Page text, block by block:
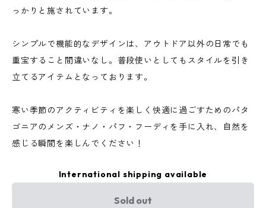
っかりと施されています。
シンプルで機能的なデザインは、アウトドア以外の日常でも
重宝すること間違いなし。普段使いとしてもスタイルを引き
立てるアイテムとなっております。
寒い季節のアクティビティを楽しく快適に過ごすためのパタ
ゴニアのメンズ・ナノ・パフ・フーディを手に入れ、自然を
感じる瞬間を楽しんでください！
International shipping available
Sold out